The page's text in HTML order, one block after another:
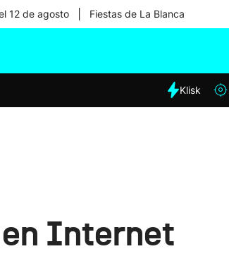
12 de agosto Fiestas de La Blanca
Klisk
en Internet